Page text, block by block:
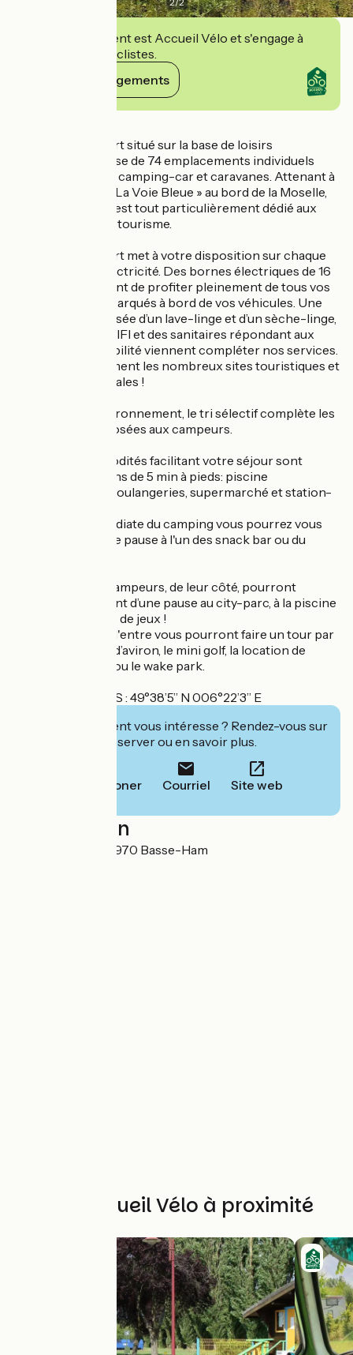
Cet établissement est Accueil Vélo et s'engage à
accueillir des cyclistes.
Voir ses engagements
Le camping du port situé sur la base de loisirs
Nautic’Ham, dispose de 74 emplacements individuels
pouvant accueillir camping-car et caravanes. Attenant à
la piste cyclable « La Voie Bleue » au bord de la Moselle,
un espace tentes est tout particulièrement dédié aux
amateurs de cyclotourisme.
Le camping du port met à votre disposition sur chaque
parcelle eau et électricité. Des bornes électriques de 16
A vous permettront de profiter pleinement de tous vos
équipements embarqués à bord de vos véhicules. Une
buanderie composée d’un lave-linge et d’un sèche-linge,
une nurserie, le WIFI et des sanitaires répondant aux
normes d’accessibilité viennent compléter nos services.
Découvrez également les nombreux sites touristiques et
spécialités régionales !
Soucieux de l’environnement, le tri sélectif complète les
prestations proposées aux campeurs.
Toutes les commodités facilitant votre séjour sont
accessibles à moins de 5 min à pieds: piscine
communautaire, boulangeries, supermarché et station-
A proximité immédiate du camping vous pourrez vous
régaler et faire une pause à l'un des snack bar ou du
Nos plus jeunes campeurs, de leur côté, pourront
profiter pleinement d’une pause au city-parc, à la piscine
Hamelys ou à l’aire de jeux !
Les plus sportifs d'entre vous pourront faire un tour par
le club de voile et d’aviron, le mini golf, la location de
vélos, de bateaux ou le wake park.
Coordonnées GPS : 49°38’5’’ N 006°22’3’’ E
Cet établissement vous intéresse ? Rendez-vous sur
leur site pour réserver ou en savoir plus.
Téléphoner Courriel Site web
Localisation
Rue de la Loire 57970 Basse-Ham
Autres Accueil Vélo à proximité